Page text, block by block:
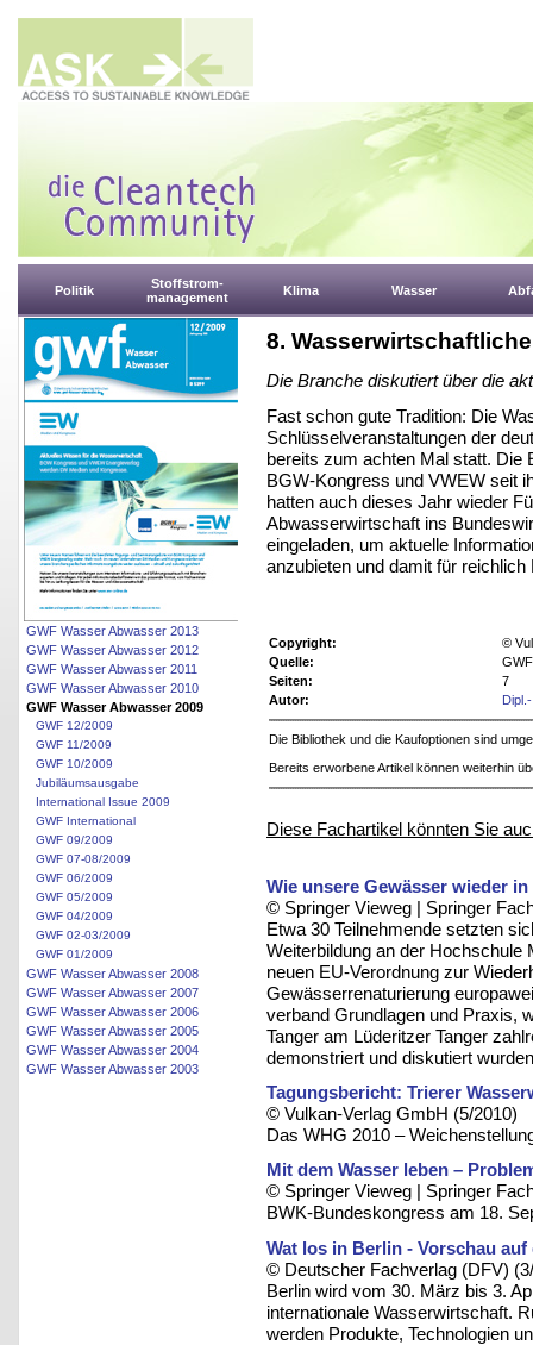
Politik
Stoffstrom-
management
Klima Wasser
GWF Wasser Abwasser 2013
GWF Wasser Abwasser 2012
GWF Wasser Abwasser 2011
GWF Wasser Abwasser 2010
GWF Wasser Abwasser 2009
GWF 12/2009
GWF 11/2009
GWF 10/2009
Jubiläumsausgabe
International Issue 2009
GWF International
GWF 09/2009
GWF 07-08/2009
GWF 06/2009
GWF 05/2009
GWF 04/2009
GWF 02-03/2009
GWF 01/2009
GWF Wasser Abwasser 2008
GWF Wasser Abwasser 2007
GWF Wasser Abwasser 2006
GWF Wasser Abwasser 2005
GWF Wasser Abwasser 2004
GWF Wasser Abwasser 2003
8.
Die Branche diskutiert über die
Fast schon gute Tradition: Die
Schlüsselveranstaltungen der
bereits zum achten Mal statt. Die
BGW-Kongress und VWEW seit
hatten auch dieses Jahr wieder
Abwasserwirtschaft ins
eingeladen, um aktuelle
anzubieten und damit für
Copyright:
©
Quelle:
Seiten:
7
Autor:
Die Bibliothek und die Kaufoptionen sind
Bereits erworbene Artikel können weiterhin
Diese Fachartikel könnten Sie
Wie unsere Gewässer wieder
© Springer Vieweg | Springer
Etwa 30 Teilnehmende setzten
Weiterbildung an der Hochschule
neuen EU-Verordnung zur
Gewässerrenaturierung
verband Grundlagen und Praxis,
Tanger am Lüderitzer Tanger
demonstriert und diskutiert
Tagungsbericht: Trierer
© Vulkan-Verlag GmbH (5/2010)
Das WHG 2010 –
Mit dem Wasser leben –
© Springer Vieweg | Springer
BWK-Bundeskongress am 18.
Wat los in Berlin - Vorschau
© Deutscher Fachverlag (DFV)
Berlin wird vom 30. März bis 3.
internationale Wasserwirtschaft.
werden Produkte, Technologien